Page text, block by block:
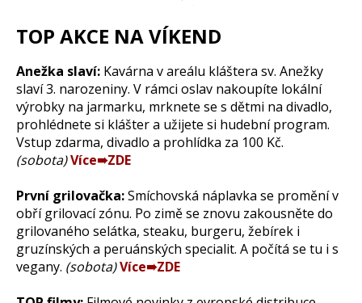
TOP AKCE NA VÍKEND
Anežka slaví: Kavárna v areálu kláštera sv. Anežky
slaví 3. narozeniny. V rámci oslav nakoupíte lokální
výrobky na jarmarku, mrknete se s dětmi na divadlo,
prohlédnete si klášter a užijete si hudební program.
Vstup zdarma, divadlo a prohlídka za 100 Kč.
(sobota)Více➠ZDE
První grilovačka:Smíchovská náplavka se promění v
obří grilovací zónu. Po zimě se znovu zakousněte do
grilovaného selátka, steaku, burgeru, žebírek i
gruzínských a peruánských specialit. A počítá se tu i s
vegany. (sobota)Více➠ZDE